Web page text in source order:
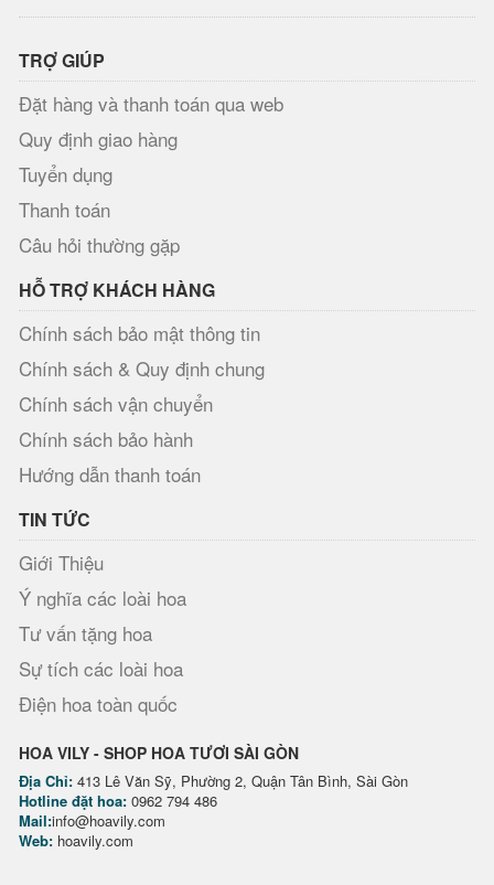
TRỢ GIÚP
Đặt hàng và thanh toán qua web
Quy định giao hàng
Tuyển dụng
Thanh toán
Câu hỏi thường gặp
HỖ TRỢ KHÁCH HÀNG
Chính sách bảo mật thông tin
Chính sách & Quy định chung
Chính sách vận chuyển
Chính sách bảo hành
Hướng dẫn thanh toán
TIN TỨC
Giới Thiệu
Ý nghĩa các loài hoa
Tư vấn tặng hoa
Sự tích các loài hoa
Điện hoa toàn quốc
HOA VILY - SHOP HOA TƯƠI SÀI GÒN
Địa Chỉ: 413 Lê Văn Sỹ, Phường 2, Quận Tân Bình, Sài Gòn
Hotline đặt hoa: 0962 794 486
Mail:info@hoavily.com
Web: hoavily.com